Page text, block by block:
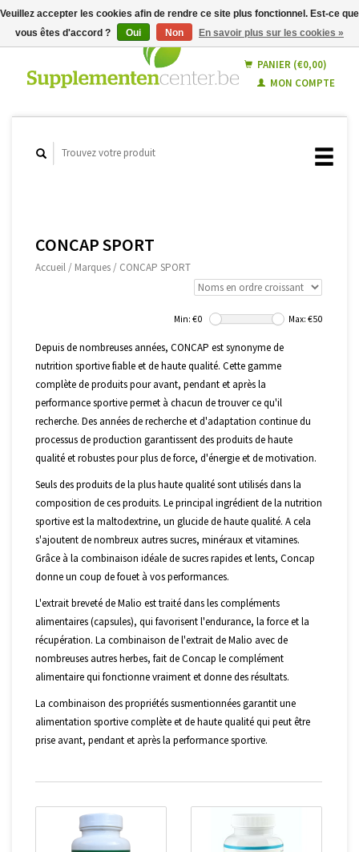
Français
PANIER (€0,00)
MON COMPTE
CONCAP SPORT
Accueil / Marques / CONCAP SPORT
Min: €0 Max: €50
Depuis de nombreuses années, CONCAP est synonyme de
nutrition sportive fiable et de haute qualité. Cette gamme
complète de produits pour avant, pendant et après la
performance sportive permet à chacun de trouver ce qu'il
recherche. Des années de recherche et d'adaptation continue du
processus de production garantissent des produits de haute
qualité et robustes pour plus de force, d'énergie et de motivation.
Seuls des produits de la plus haute qualité sont utilisés dans la
composition de ces produits. Le principal ingrédient de la nutrition
sportive est la maltodextrine, un glucide de haute qualité. A cela
s'ajoutent de nombreux autres sucres, minéraux et vitamines.
Grâce à la combinaison idéale de sucres rapides et lents, Concap
donne un coup de fouet à vos performances.
L'extrait breveté de Malio est traité dans les compléments
alimentaires (capsules), qui favorisent l'endurance, la force et la
récupération. La combinaison de l'extrait de Malio avec de
nombreuses autres herbes, fait de Concap le complément
alimentaire qui fonctionne vraiment et donne des résultats.
La combinaison des propriétés susmentionnées garantit une
alimentation sportive complète et de haute qualité qui peut être
prise avant, pendant et après la performance sportive.
Veuillez accepter les cookies afin de rendre ce site plus fonctionnel. Est-ce que
vous êtes d'accord ?
Oui Non En savoir plus sur les cookies »